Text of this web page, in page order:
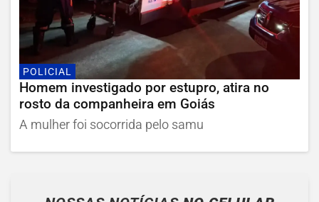
POLICIAL
Homem investigado por estupro, atira no
rosto da companheira em Goiás
A mulher foi socorrida pelo samu